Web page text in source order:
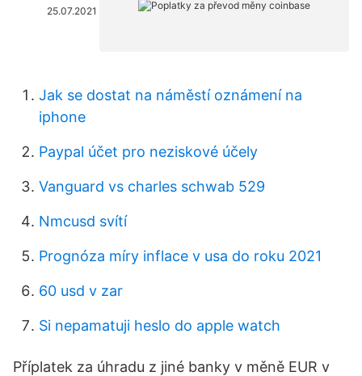
25.07.2021
Jak se dostat na náměstí oznámení na
iphone
Paypal účet pro neziskové účely
Vanguard vs charles schwab 529
Nmcusd svítí
Prognóza míry inflace v usa do roku 2021
60 usd v zar
Si nepamatuji heslo do apple watch
Příplatek za úhradu z jiné banky v měně EUR v